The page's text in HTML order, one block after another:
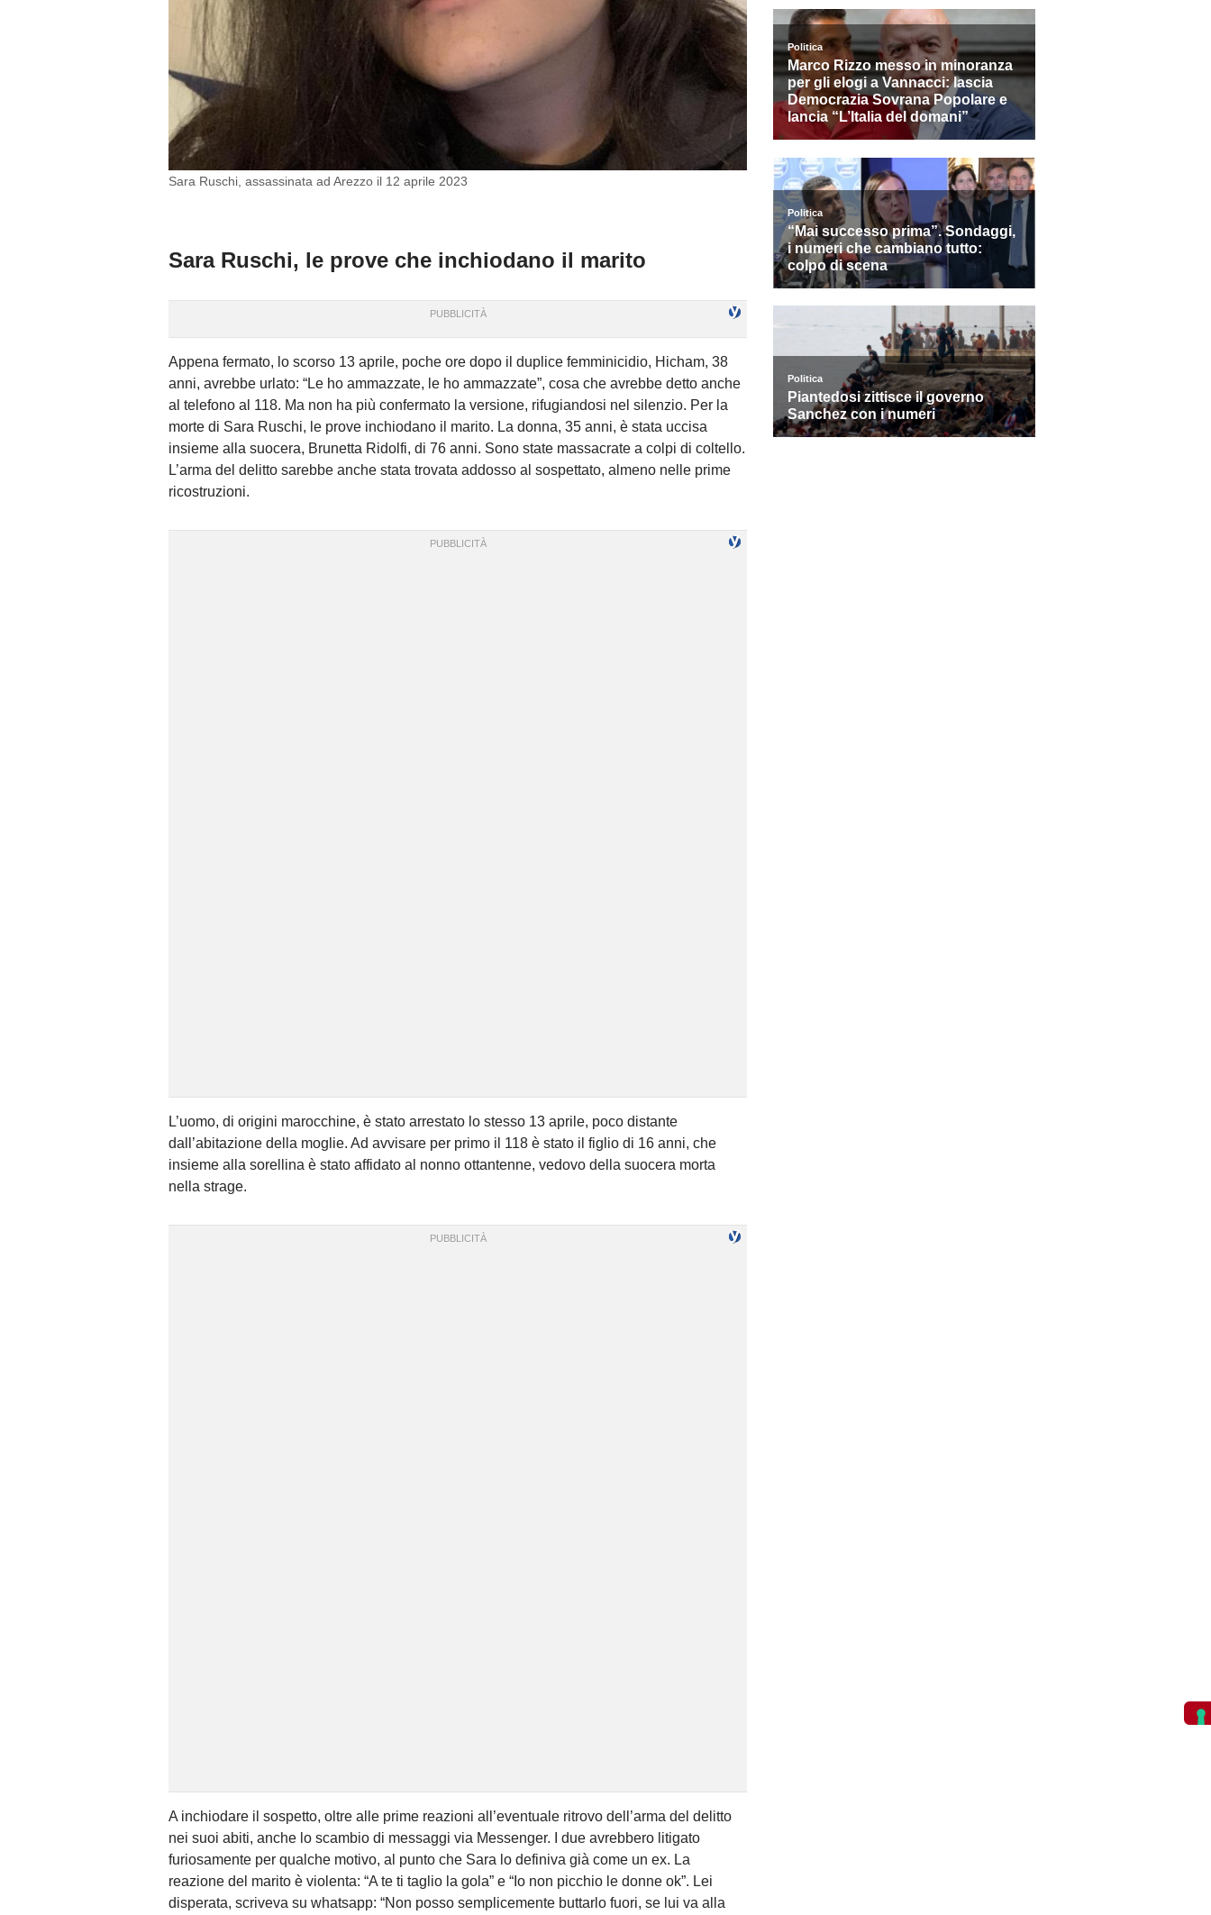
Sara Ruschi, assassinata ad Arezzo il 12 aprile 2023
Sara Ruschi, le prove che inchiodano il marito
Appena fermato, lo scorso 13 aprile, poche ore dopo il duplice femminicidio, Hicham, 38
anni, avrebbe urlato: “Le ho ammazzate, le ho ammazzate”, cosa che avrebbe detto anche
al telefono al 118. Ma non ha più confermato la versione, rifugiandosi nel silenzio. Per la
morte di Sara Ruschi, le prove inchiodano il marito. La donna, 35 anni, è stata uccisa
insieme alla suocera, Brunetta Ridolfi, di 76 anni. Sono state massacrate a colpi di coltello.
L’arma del delitto sarebbe anche stata trovata addosso al sospettato, almeno nelle prime
ricostruzioni.
L’uomo, di origini marocchine, è stato arrestato lo stesso 13 aprile, poco distante
dall’abitazione della moglie. Ad avvisare per primo il 118 è stato il figlio di 16 anni, che
insieme alla sorellina è stato affidato al nonno ottantenne, vedovo della suocera morta
nella strage.
A inchiodare il sospetto, oltre alle prime reazioni all’eventuale ritrovo dell’arma del delitto
nei suoi abiti, anche lo scambio di messaggi via Messenger. I due avrebbero litigato
furiosamente per qualche motivo, al punto che Sara lo definiva già come un ex. La
reazione del marito è violenta: “A te ti taglio la gola” e “Io non picchio le donne ok”. Lei
disperata, scriveva su whatsapp: “Non posso semplicemente buttarlo fuori, se lui va alla